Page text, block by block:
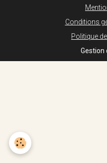
Conditions
Politique
Gestion